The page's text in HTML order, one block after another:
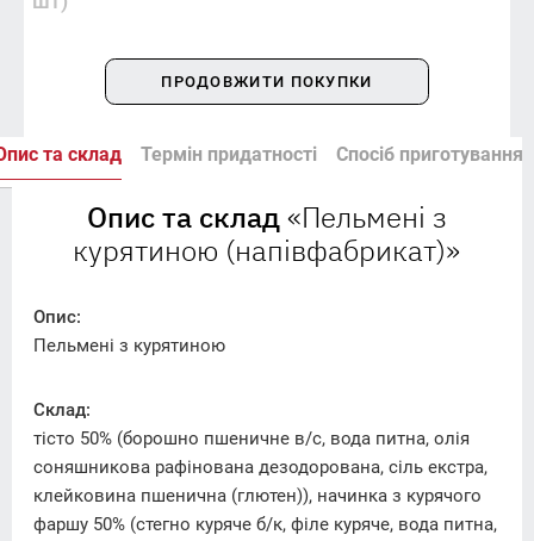
ПРОДОВЖИТИ ПОКУПКИ
та склад Термін придатності Спосіб приготування
Опис та склад«Пельмені з
курятиною (напівфабрикат)»
Опис:
Пельмені з курятиною
Склад:
тісто 50% (борошно пшеничне в/с, вода питна, олія
соняшникова рафінована дезодорована, сіль екстра,
клейковина пшенична (глютен)), начинка з курячого
фаршу 50% (стегно куряче б/к, філе куряче, вода питна,